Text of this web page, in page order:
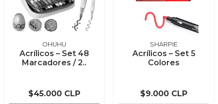
OHUHU
Acrílicos – Set 48
Marcadores / 2..
$45.000 CLP
SHARPIE
Acrílicos – Set 5
Colores
$9.000 CLP